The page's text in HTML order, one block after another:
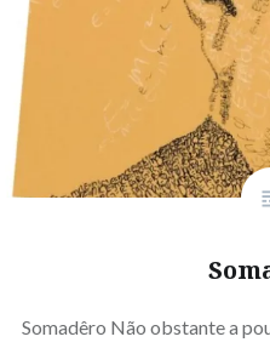
Somadêro Não obstante a